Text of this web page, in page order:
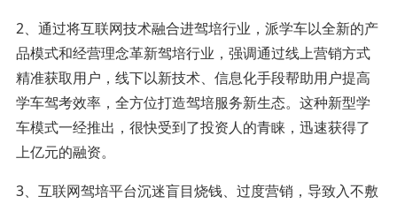
2、通过将互联网技术融合进驾培行业，派学车以全新的产
品模式和经营理念革新驾培行业，强调通过线上营销方式
精准获取用户，线下以新技术、信息化手段帮助用户提高
学车驾考效率，全方位打造驾培服务新生态。这种新型学
车模式一经推出，很快受到了投资人的青睐，迅速获得了
上亿元的融资。
3、互联网驾培平台沉迷盲目烧钱、过度营销，导致入不敷